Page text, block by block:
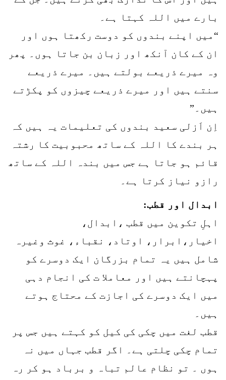
بارے میں اللہ کہتا ہے۔
“میں اپنے بندوں کو دوست رکھتا ہوں اور
ان کے کان آنکھ اور زبان بن جاتا ہوں۔ پھر
وہ میرے ذریعے بولتے ہیں۔ میرے ذریعے
سنتے ہیں اور میرے ذریعے چیزوں کو پکڑتے
ہیں۔”
اِن اَزلی سعید بندوں کی تعلیمات یہ ہیں کہ
ہر بندے کا اللہ کے ساتھ محبوبیت کا رشتہ
قائم ہو جاتا ہے جس میں بندہ اللہ کے ساتھ
رازو نیاز کرتا ہے۔
ابدال اور قطب:
اہلِ تکوین میں قطب ،ابدال،
اخیار،ابرار، اوتاد، نقباء، غوث وغیرہ
شامل ہیں یہ تمام بزرگان ایک دوسرے کو
پہچانتے ہیں اور معاملا ت کی انجام دہی
میں ایک دوسرے کی اجازت کے محتاج ہوتے
ہیں۔
قطب لغت میں چکی کی کیل کو کہتے ہیں جس پر
تمام چکی چلتی ہے۔ اگر قطب جہاں میں نہ
ہوں ۔ تو نظام عالم تباہ و برباد ہو کر رہ